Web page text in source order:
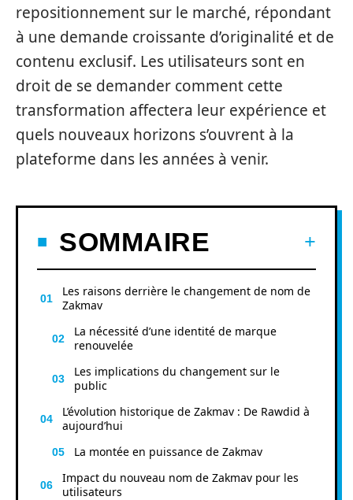
repositionnement sur le marché, répondant
à une demande croissante d’originalité et de
contenu exclusif. Les utilisateurs sont en
droit de se demander comment cette
transformation affectera leur expérience et
quels nouveaux horizons s’ouvrent à la
plateforme dans les années à venir.
SOMMAIRE
Les raisons derrière le changement de nom de
Zakmav
La nécessité d’une identité de marque
renouvelée
Les implications du changement sur le
public
L’évolution historique de Zakmav : De Rawdid à
aujourd’hui
La montée en puissance de Zakmav
Impact du nouveau nom de Zakmav pour les
utilisateurs